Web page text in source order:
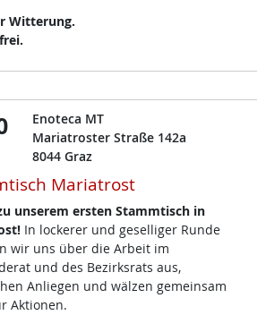
Witterung.
Enoteca MT
Mariatroster Straße 142a
8044 Graz
Mariatrost
unserem ersten Stammtisch in
In lockerer und geselliger Runde
wir uns über die Arbeit im
und des Bezirksrats aus,
Anliegen und wälzen gemeinsam
Aktionen.